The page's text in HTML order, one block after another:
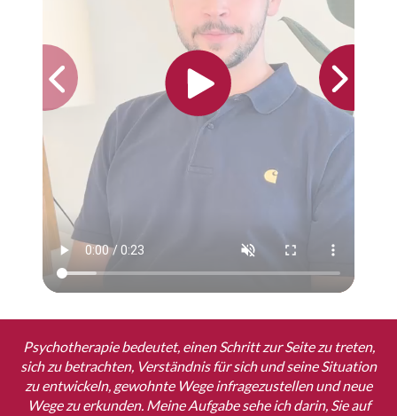
Psychotherapie bedeutet, einen Schritt zur Seite zu treten,
sich zu betrachten, Verständnis für sich und seine Situation
zu entwickeln, gewohnte Wege infragezustellen und neue
Wege zu erkunden. Meine Aufgabe sehe ich darin, Sie auf